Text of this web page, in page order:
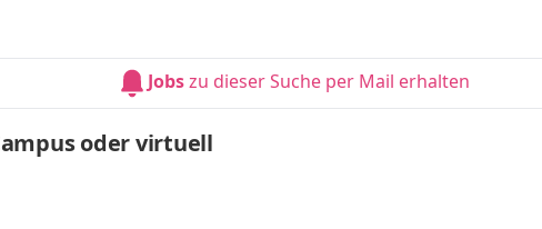
fünf Spezialisierungsmöglichkeiten – und kannst Dich so noch
&
Aufgaben Du
startenDu absolvierst ein staatlich anerkanntes
Jobszu dieser Suche per Mail erhalten
oder virtuell